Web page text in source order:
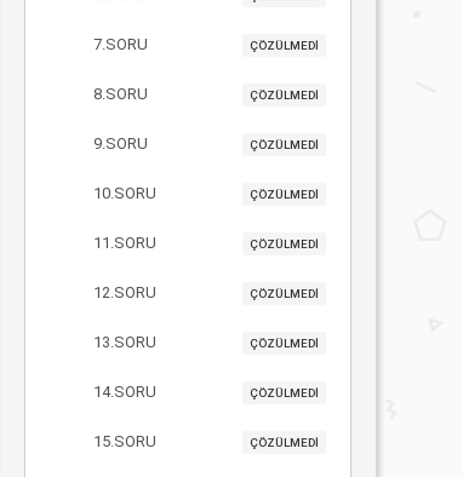
7.SORU ÇÖZÜLMEDİ
8.SORU ÇÖZÜLMEDİ
9.SORU ÇÖZÜLMEDİ
10.SORU ÇÖZÜLMEDİ
11.SORU ÇÖZÜLMEDİ
12.SORU ÇÖZÜLMEDİ
13.SORU ÇÖZÜLMEDİ
14.SORU ÇÖZÜLMEDİ
15.SORU ÇÖZÜLMEDİ